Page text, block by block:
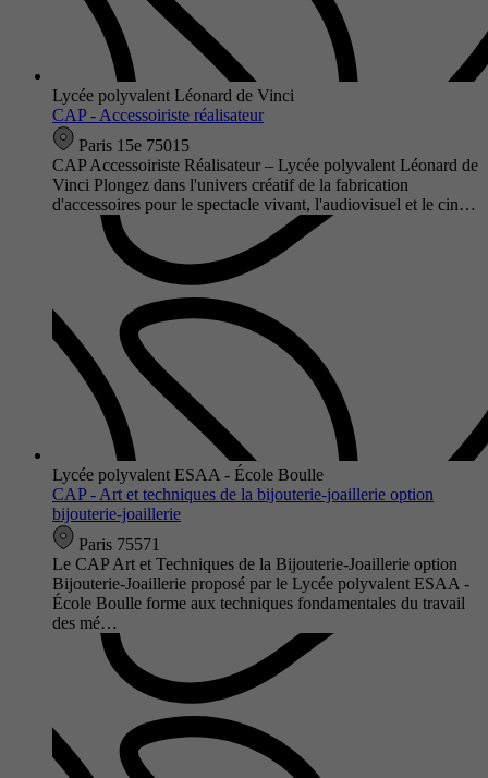
Lycée polyvalent Léonard de Vinci
CAP - Accessoiriste réalisateur
Paris 15e 75015
CAP Accessoiriste Réalisateur – Lycée polyvalent Léonard de
Vinci Plongez dans l'univers créatif de la fabrication
d'accessoires pour le spectacle vivant, l'audiovisuel et le cin…
Lycée polyvalent ESAA - École Boulle
CAP - Art et techniques de la bijouterie-joaillerie option
bijouterie-joaillerie
Paris 75571
Le CAP Art et Techniques de la Bijouterie-Joaillerie option
Bijouterie-Joaillerie proposé par le Lycée polyvalent ESAA -
École Boulle forme aux techniques fondamentales du travail
des mé…